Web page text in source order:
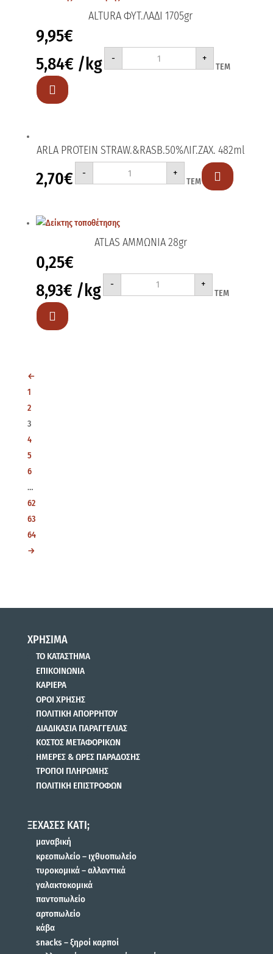
ALTURA ΦΥΤ.ΛΑΔΙ 1705gr
9,95€
5,84€ /kg -
ALTURA
1705gr
+
ΤΕΜ

ARLA PROTEIN STRAW.&RASB.50%ΛΙΓ.ΖΑΧ. 482ml
2,70€ -
ARLA
STRAW.&RASB.50%ΛΙΓ.ΖΑΧ.
+
ΤΕΜ 
ATLAS ΑΜΜΩΝΙΑ 28gr
0,25€
8,93€ /kg -
ATLAS
28gr
+
ΤΕΜ

←
1
2
3
4
5
6
…
62
63
64
→
ΧΡΗΣΙΜΑ
ΤΟ ΚΑΤΑΣΤΗΜΑ
ΕΠΙΚΟΙΝΩΝΙΑ
ΚΑΡΙΕΡΑ
ΟΡΟΙ ΧΡΗΣΗΣ
ΠΟΛΙΤΙΚΗ ΑΠΟΡΡΗΤΟΥ
ΔΙΑΔΙΚΑΣΙΑ ΠΑΡΑΓΓΕΛΙΑΣ
ΚΟΣΤΟΣ ΜΕΤΑΦΟΡΙΚΩΝ
ΗΜΕΡΕΣ & ΩΡΕΣ ΠΑΡΑΔΟΣΗΣ
ΤΡΟΠΟΙ ΠΛΗΡΩΜΗΣ
ΠΟΛΙΤΙΚΗ ΕΠΙΣΤΡΟΦΩΝ
ΞΕΧΑΣΕΣ ΚΑΤΙ;
μαναβική
κρεοπωλείο – ιχθυοπωλείο
τυροκομικά – αλλαντικά
γαλακτοκομικά
παντοπωλείο
αρτοπωλείο
κάβα
snacks – ξηροί καρποί